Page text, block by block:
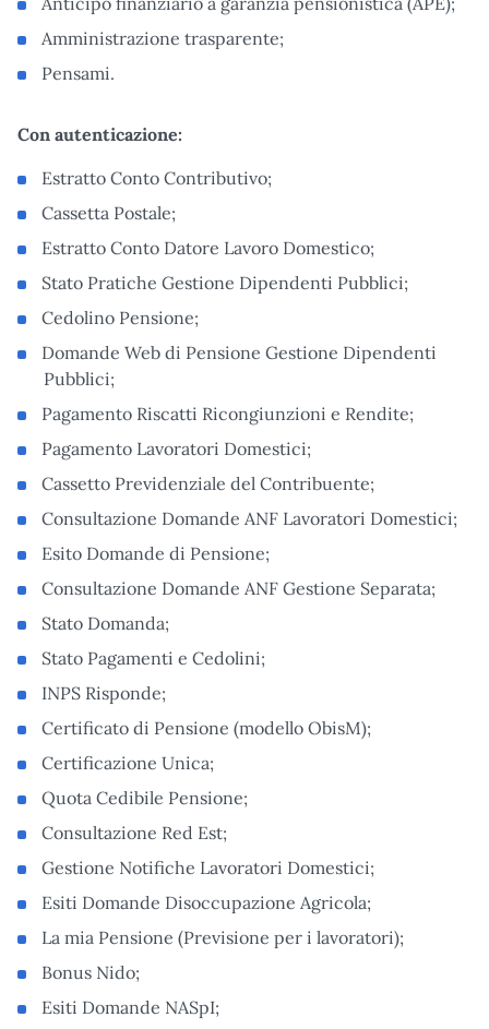
Amministrazione trasparente;
Pensami.
Con autenticazione:
Estratto Conto Contributivo;
Cassetta Postale;
Estratto Conto Datore Lavoro Domestico;
Stato Pratiche Gestione Dipendenti Pubblici;
Cedolino Pensione;
Domande Web di Pensione Gestione Dipendenti
Pubblici;
Pagamento Riscatti Ricongiunzioni e Rendite;
Pagamento Lavoratori Domestici;
Cassetto Previdenziale del Contribuente;
Consultazione Domande ANF Lavoratori Domestici;
Esito Domande di Pensione;
Consultazione Domande ANF Gestione Separata;
Stato Domanda;
Stato Pagamenti e Cedolini;
INPS Risponde;
Certificato di Pensione (modello ObisM);
Certificazione Unica;
Quota Cedibile Pensione;
Consultazione Red Est;
Gestione Notifiche Lavoratori Domestici;
Esiti Domande Disoccupazione Agricola;
La mia Pensione (Previsione per i lavoratori);
Bonus Nido;
Esiti Domande NASpI;